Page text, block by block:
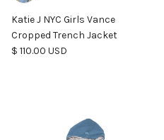
Katie J NYC Girls Vance
Cropped Trench Jacket
Precio normal
$ 110.00 USD